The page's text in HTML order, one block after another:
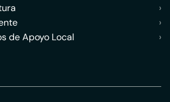
›
›
de Apoyo Local
›